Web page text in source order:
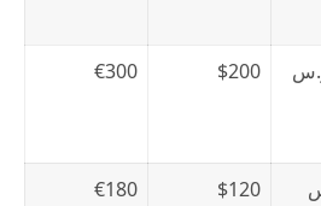
$200
€300
$120
€180